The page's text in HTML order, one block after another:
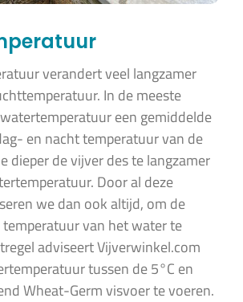
verandert veel langzamer
In de meeste
een gemiddelde
en nacht temperatuur van de
dieper de vijver des te langzamer
Door al deze
we dan ook altijd, om de
van het water te
adviseert Vijverwinkel.com
tussen de 5°C en
Wheat-Germ visvoer te voeren.